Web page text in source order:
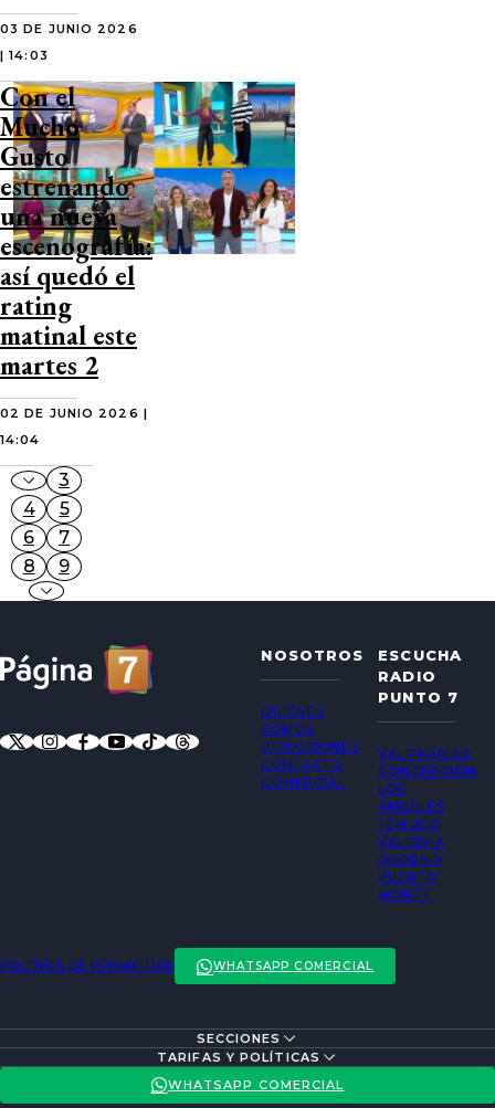
03 DE JUNIO 2026
| 14:03
Con el
Mucho
Gusto
estrenando
una nueva
escenografía:
así quedó el
rating
matinal este
martes 2
02 DE JUNIO 2026 |
14:04
3
4
5
6
7
8
9
NOSOTROS
QUIÉNES
SOMOS
DIRECCIONES
CONTACTO
COMERCIAL
ESCUCHA
RADIO
PUNTO 7
VALPARAÍSO
CONCEPCIÓN
LOS
ÁNGELES
TEMUCO
VALDIVIA
OSORNO
PUERTO
MONTT
POLÍTICA DE PRIVACIDAD WHATSAPP COMERCIAL
SECCIONES
ACTUALIDAD
TARIFAS Y POLÍTICAS
POLÍTICA DE PRIVACIDAD
WHATSAPP COMERCIAL